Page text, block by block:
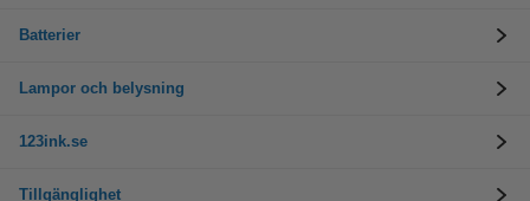
Batterier
Lampor och belysning
123ink.se
Tillgänglighet